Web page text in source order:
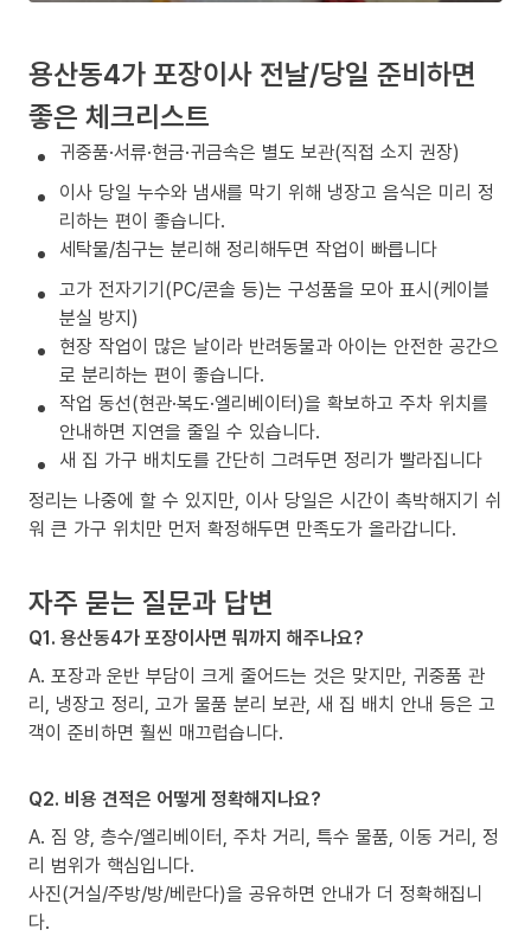
용산동4가 포장이사 전날/당일 준비하면
좋은 체크리스트
귀중품·서류·현금·귀금속은 별도 보관(직접 소지 권장)
이사 당일 누수와 냄새를 막기 위해 냉장고 음식은 미리 정
리하는 편이 좋습니다.
세탁물/침구는 분리해 정리해두면 작업이 빠릅니다
고가 전자기기(PC/콘솔 등)는 구성품을 모아 표시(케이블
분실 방지)
현장 작업이 많은 날이라 반려동물과 아이는 안전한 공간으
로 분리하는 편이 좋습니다.
작업 동선(현관·복도·엘리베이터)을 확보하고 주차 위치를
안내하면 지연을 줄일 수 있습니다.
새 집 가구 배치도를 간단히 그려두면 정리가 빨라집니다
정리는 나중에 할 수 있지만, 이사 당일은 시간이 촉박해지기 쉬
워 큰 가구 위치만 먼저 확정해두면 만족도가 올라갑니다.
자주 묻는 질문과 답변
Q1. 용산동4가 포장이사면 뭐까지 해주나요?
A. 포장과 운반 부담이 크게 줄어드는 것은 맞지만, 귀중품 관
리, 냉장고 정리, 고가 물품 분리 보관, 새 집 배치 안내 등은 고
객이 준비하면 훨씬 매끄럽습니다.
Q2. 비용 견적은 어떻게 정확해지나요?
A. 짐 양, 층수/엘리베이터, 주차 거리, 특수 물품, 이동 거리, 정
리 범위가 핵심입니다.
사진(거실/주방/방/베란다)을 공유하면 안내가 더 정확해집니
다.